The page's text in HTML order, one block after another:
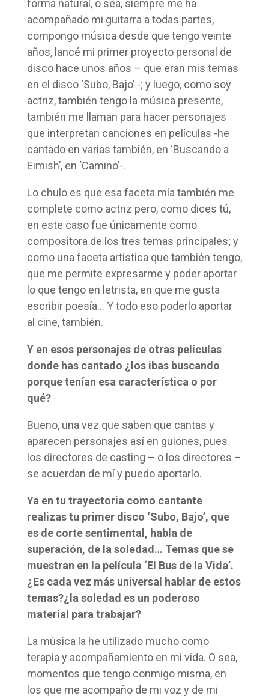
forma natural, o sea, siempre me ha
acompañado mi guitarra a todas partes,
compongo música desde que tengo veinte
años, lancé mi primer proyecto personal de
disco hace unos años – que eran mis temas
en el disco ‘Subo, Bajo’ -; y luego, como soy
actriz, también tengo la música presente,
también me llaman para hacer personajes
que interpretan canciones en películas -he
cantado en varias también, en ‘Buscando a
Eimish’, en ‘Camino’-.
Lo chulo es que esa faceta mía también me
complete como actriz pero, como dices tú,
en este caso fue únicamente como
compositora de los tres temas principales; y
como una faceta artística que también tengo,
que me permite expresarme y poder aportar
lo que tengo en letrista, en que me gusta
escribir poesía… Y todo eso poderlo aportar
al cine, también.
Y en esos personajes de otras películas
donde has cantado ¿los ibas buscando
porque tenían esa característica o por
qué?
Bueno, una vez que saben que cantas y
aparecen personajes así en guiones, pues
los directores de casting – o los directores –
se acuerdan de mí y puedo aportarlo.
Ya en tu trayectoria como cantante
realizas tu primer disco ‘Subo, Bajo’, que
es de corte sentimental, habla de
superación, de la soledad… Temas que se
muestran en la película ‘El Bus de la Vida’.
¿Es cada vez más universal hablar de estos
temas?¿la soledad es un poderoso
material para trabajar?
La música la he utilizado mucho como
terapia y acompañamiento en mi vida. O sea,
momentos que tengo conmigo misma, en
los que me acompaño de mi voz y de mi